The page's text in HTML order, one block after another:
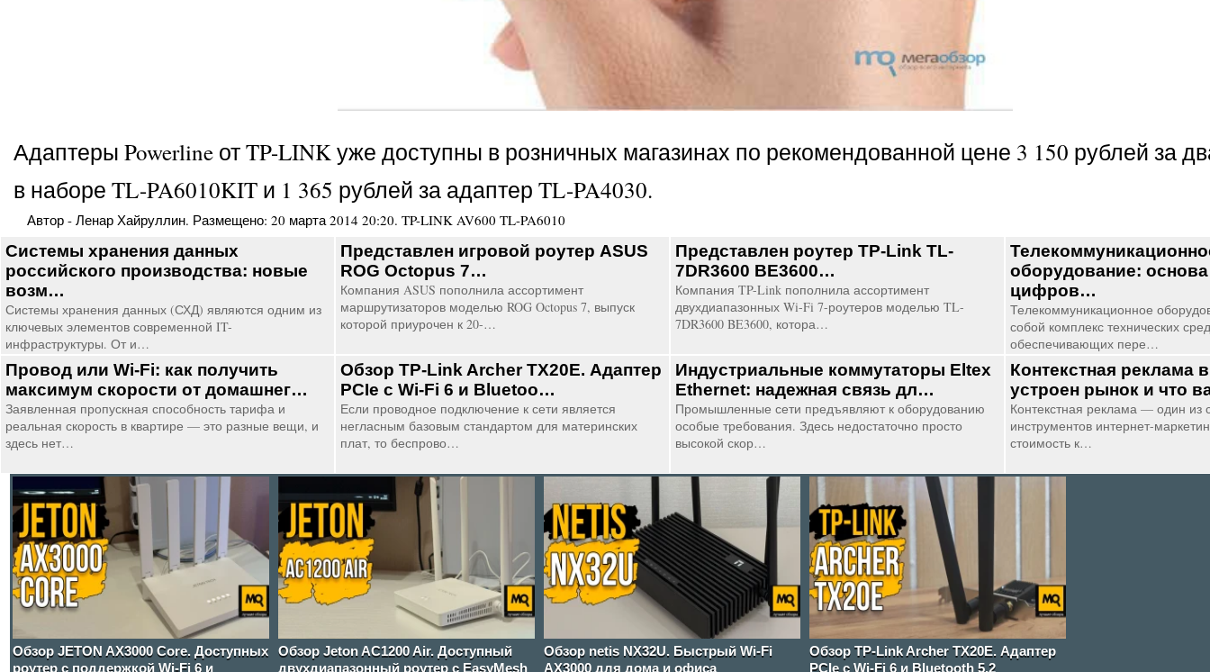
Адаптеры Powerline от TP-LINK уже доступны в розничных магазинах по рекомендованной цене 3 150 рублей за
в наборе TL-PA6010KIT и 1 365 рублей за адаптер TL-PA4030.
Автор - Ленар Хайруллин. Размещено: 20 марта 2014 20:20. TP-LINK AV600 TL-PA6010
Системы хранения данных
российского производства: новые
возм…
Системы хранения данных (СХД) являются одним из
ключевых элементов современной IT-
инфраструктуры. От и…
Представлен игровой роутер ASUS
ROG Octopus 7…
Компания ASUS пополнила ассортимент
маршрутизаторов моделью ROG Octopus 7, выпуск
которой приурочен к 20-…
Представлен роутер TP-Link TL-
7DR3600 BE3600…
Компания TP-Link пополнила ассортимент
двухдиапазонных Wi-Fi 7-роутеров моделью TL-
7DR3600 BE3600, котора…
оборудование:
цифров…
Телекоммуникационное
собой комплекс технических
обеспечивающих пере…
Провод или Wi-Fi: как получить
максимум скорости от домашнег…
Заявленная пропускная способность тарифа и
реальная скорость в квартире — это разные вещи, и
здесь нет…
Обзор TP-Link Archer TX20E. Адаптер
PCIe с Wi-Fi 6 и Bluetoo…
Если проводное подключение к сети является
негласным базовым стандартом для материнских
плат, то беспрово…
Индустриальные коммутаторы Eltex
Ethernet: надежная связь дл…
Промышленные сети предъявляют к оборудованию
особые требования. Здесь недостаточно просто
высокой скор…
Контекстная реклама
устроен рынок и что
Контекстная реклама — один из
инструментов интернет-
стоимость к…
Обзор JETON AX3000 Core. Доступных
роутер с поддержкой Wi-Fi 6 и
Обзор Jeton AC1200 Air. Доступный
двухдиапазонный роутер с EasyMesh
Обзор netis NX32U. Быстрый Wi-Fi
AX3000 для дома и офиса
Обзор TP-Link Archer TX20E. Адаптер
PCIe с Wi-Fi 6 и Bluetooth 5.2